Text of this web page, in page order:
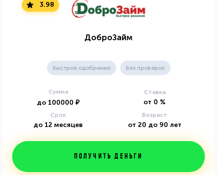
3.98
ДоброЗайм
Быстрое одобрение Без проверок
Сумма
до 100000 ₽
Ставка
от 0 %
Срок
до 12 месяцев
Возраст
от 20 до 90 лет
Получить деньги